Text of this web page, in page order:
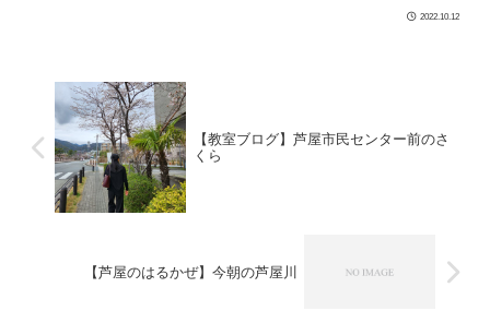
2022.10.12
【教室ブログ】芦屋市民センター前のさ
くら
【芦屋のはるかぜ】今朝の芦屋川